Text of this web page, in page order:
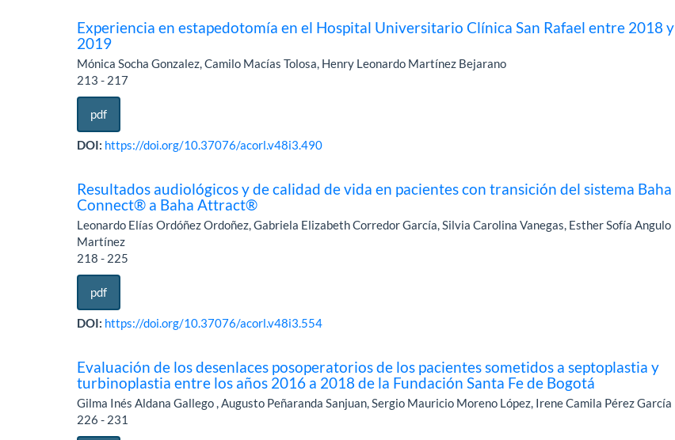
Experiencia en estapedotomía en el Hospital Universitario Clínica San Rafael entre 2018 y
2019
Mónica Socha Gonzalez, Camilo Macías Tolosa, Henry Leonardo Martínez Bejarano
213 - 217
pdf
DOI: https://doi.org/10.37076/acorl.v48i3.490
Resultados audiológicos y de calidad de vida en pacientes con transición del sistema Baha
Connect® a Baha Attract®
Leonardo Elías Ordóñez Ordoñez, Gabriela Elizabeth Corredor García, Silvia Carolina Vanegas, Esther Sofía Angulo
Martínez
218 - 225
pdf
DOI: https://doi.org/10.37076/acorl.v48i3.554
Evaluación de los desenlaces posoperatorios de los pacientes sometidos a septoplastia y
turbinoplastia entre los años 2016 a 2018 de la Fundación Santa Fe de Bogotá
Gilma Inés Aldana Gallego , Augusto Peñaranda Sanjuan, Sergio Mauricio Moreno López, Irene Camila Pérez García
226 - 231